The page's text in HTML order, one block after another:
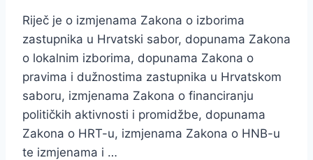
Riječ je o izmjenama Zakona o izborima
zastupnika u Hrvatski sabor, dopunama Zakona
o lokalnim izborima, dopunama Zakona o
pravima i dužnostima zastupnika u Hrvatskom
saboru, izmjenama Zakona o financiranju
političkih aktivnosti i promidžbe, dopunama
Zakona o HRT-u, izmjenama Zakona o HNB-u
te izmjenama i …